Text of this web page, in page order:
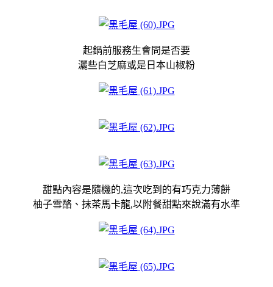
起鍋前服務生會問是否要
灑些白芝麻或是日本山椒粉
甜點內容是隨機的,這次吃到的有巧克力薄餅
柚子雪酪、抹茶馬卡龍,以附餐甜點來說滿有水準